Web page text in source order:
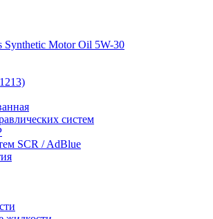
Synthetic Motor Oil 5W-30
систем
SCR / AdBlue